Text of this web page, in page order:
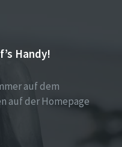
Handy!
auf dem
auf der Homepage